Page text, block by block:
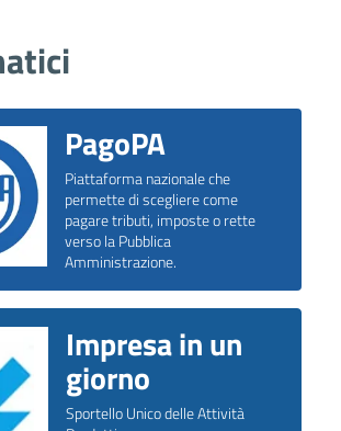
PagoPA
Piattaforma nazionale che
permette di scegliere come
pagare tributi, imposte o rette
verso la Pubblica
Amministrazione.
Impresa in un
giorno
Sportello Unico delle Attività